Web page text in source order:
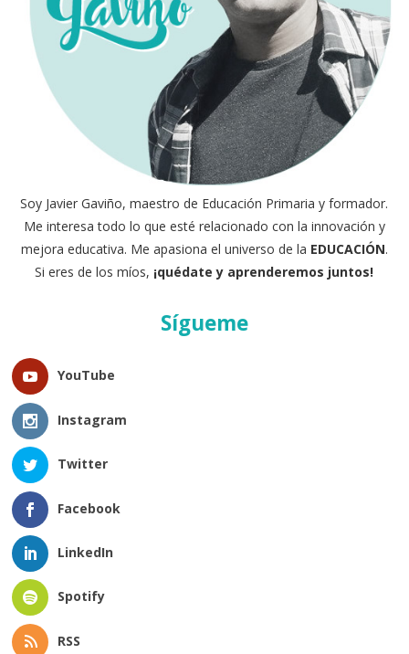
Soy Javier Gaviño, maestro de Educación Primaria y formador.
Me interesa todo lo que esté relacionado con la innovación y
mejora educativa. Me apasiona el universo de la EDUCACIÓN.
Si eres de los míos, ¡quédate y aprenderemos juntos!
Sígueme
YouTube
Instagram
Twitter
Facebook
LinkedIn
Spotify
RSS